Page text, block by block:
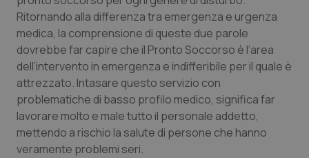
Valle D’Aosta
Veneto
Oncodermatologia
Oncoematologia
Oncologia & Nutrizione
Psoriasi & pelle
Ritornando alla differenza tra emergenza e urgenza
medica, la comprensione di queste due parole
dovrebbe far capire che il Pronto Soccorso è l’area
dell’intervento in emergenza e indifferibile per il quale è
attrezzato. Intasare questo servizio con
problematiche di basso profilo medico, significa far
lavorare molto e male tutto il personale addetto,
mettendo a rischio la salute di persone che hanno
veramente problemi seri.